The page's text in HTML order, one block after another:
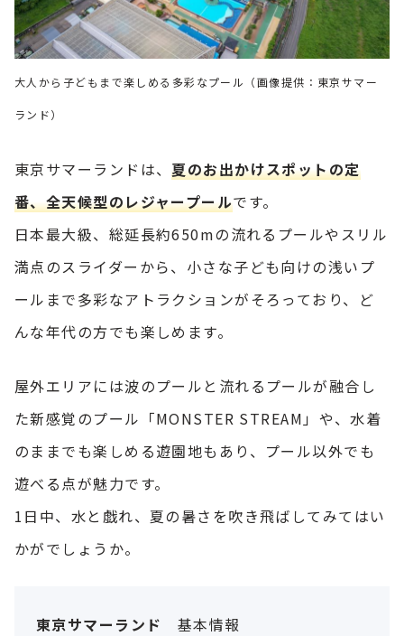
大人から子どもまで楽しめる多彩なプール（画像提供：東京サマー
ランド）
東京サマーランドは、夏のお出かけスポットの定
番、全天候型のレジャープールです。
日本最大級、総延長約650mの流れるプールやスリル
満点のスライダーから、小さな子ども向けの浅いプ
ールまで多彩なアトラクションがそろっており、ど
んな年代の方でも楽しめます。
屋外エリアには波のプールと流れるプールが融合し
た新感覚のプール「MONSTER STREAM」や、水着
のままでも楽しめる遊園地もあり、プール以外でも
遊べる点が魅力です。
1日中、水と戯れ、夏の暑さを吹き飛ばしてみてはい
かがでしょうか。
東京サマーランド 基本情報